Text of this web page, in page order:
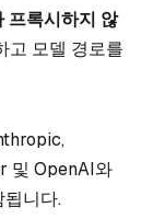
프록시하지 않
고 모델 경로를
및 OpenAI와
니다.